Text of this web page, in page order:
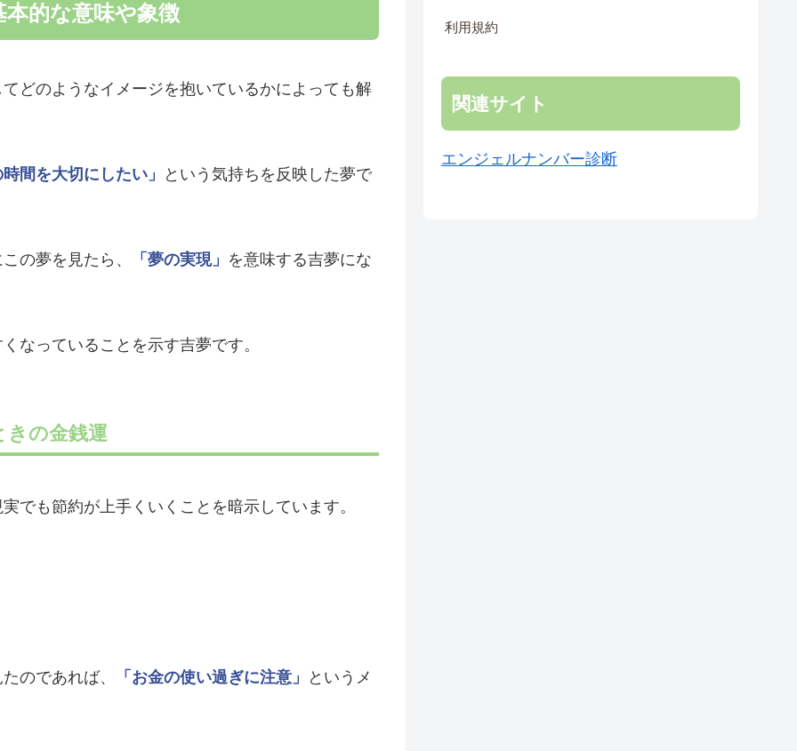
的な意味や象徴
どのようなイメージを抱いているかによっても解
間を大切にしたい」 という気持ちを反映した夢で
の夢を見たら、 「夢の実現」 を意味する吉夢にな
なっていることを示す吉夢です。
きの金銭運
でも節約が上手くいくことを暗示しています。
のであれば、 「お金の使い過ぎに注意」 というメ
利用規約
関連サイト
エンジェルナンバー診断